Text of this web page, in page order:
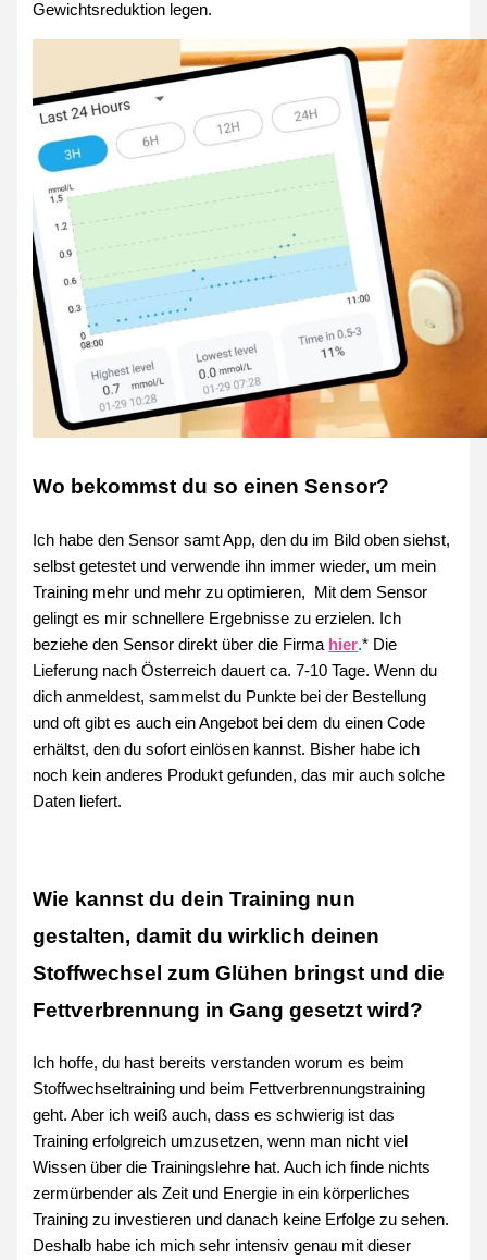
Gewichtsreduktion legen.
Wo bekommst du so einen Sensor?
Ich habe den Sensor samt App, den du im Bild oben siehst,
selbst getestet und verwende ihn immer wieder, um mein
Training mehr und mehr zu optimieren, Mit dem Sensor
gelingt es mir schnellere Ergebnisse zu erzielen. Ich
beziehe den Sensor direkt über die Firma hier.* Die
Lieferung nach Österreich dauert ca. 7-10 Tage. Wenn du
dich anmeldest, sammelst du Punkte bei der Bestellung
und oft gibt es auch ein Angebot bei dem du einen Code
erhältst, den du sofort einlösen kannst. Bisher habe ich
noch kein anderes Produkt gefunden, das mir auch solche
Daten liefert.
Wie kannst du dein Training nun
gestalten, damit du wirklich deinen
Stoffwechsel zum Glühen bringst und die
Fettverbrennung in Gang gesetzt wird?
Ich hoffe, du hast bereits verstanden worum es beim
Stoffwechseltraining und beim Fettverbrennungstraining
geht. Aber ich weiß auch, dass es schwierig ist das
Training erfolgreich umzusetzen, wenn man nicht viel
Wissen über die Trainingslehre hat. Auch ich finde nichts
zermürbender als Zeit und Energie in ein körperliches
Training zu investieren und danach keine Erfolge zu sehen.
Deshalb habe ich mich sehr intensiv genau mit dieser